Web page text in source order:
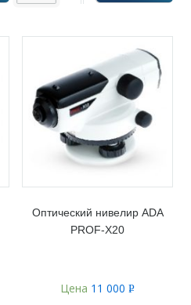
Оптический нивелир ADA
PROF-X20
Цена 11 000Р